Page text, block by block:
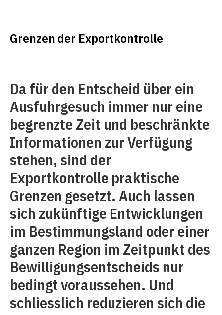
Grenzen der Exportkontrolle
Da für den Entscheid über ein
Ausfuhrgesuch immer nur eine
begrenzte Zeit und beschränkte
Informationen zur Verfügung
stehen, sind der
Exportkontrolle praktische
Grenzen gesetzt. Auch lassen
sich zukünftige Entwicklungen
im Bestimmungsland oder einer
ganzen Region im Zeitpunkt des
Be­willigungsentscheids nur
bedingt voraus­sehen. Und
schliesslich reduzieren sich die